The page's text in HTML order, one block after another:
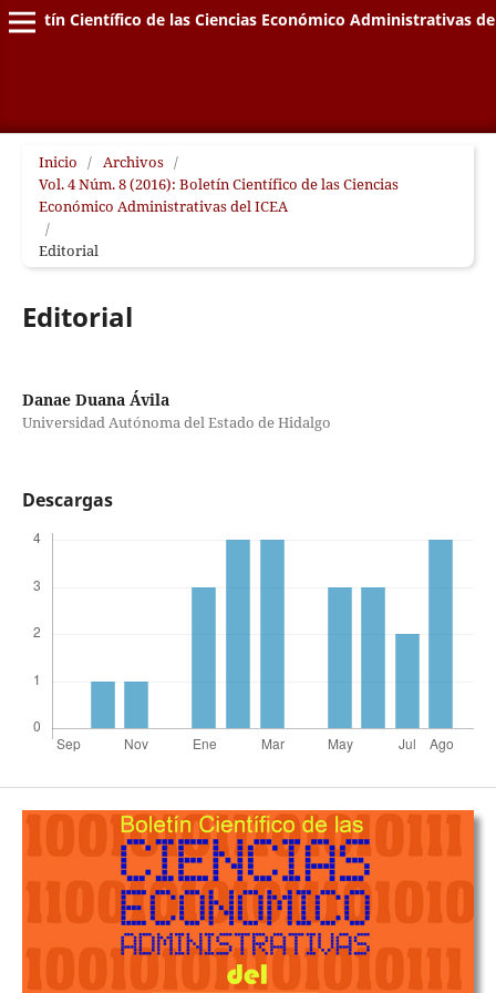
Boletín Científico de las Ciencias Económico Administrativas
Inicio / Archivos /
Vol. 4 Núm. 8 (2016): Boletín Científico de las Ciencias
Económico Administrativas del ICEA
/
Editorial
Editorial
Danae Duana Ávila
Universidad Autónoma del Estado de Hidalgo
Descargas